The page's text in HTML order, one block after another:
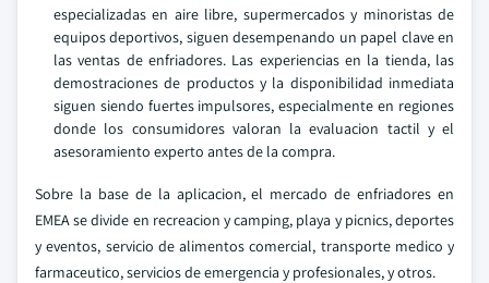
especializadas en aire libre, supermercados y minoristas de
equipos deportivos, siguen desempenando un papel clave en
las ventas de enfriadores. Las experiencias en la tienda, las
demostraciones de productos y la disponibilidad inmediata
siguen siendo fuertes impulsores, especialmente en regiones
donde los consumidores valoran la evaluacion tactil y el
asesoramiento experto antes de la compra.
Sobre la base de la aplicacion, el mercado de enfriadores en
EMEA se divide en recreacion y camping, playa y picnics, deportes
y eventos, servicio de alimentos comercial, transporte medico y
farmaceutico, servicios de emergencia y profesionales, y otros.